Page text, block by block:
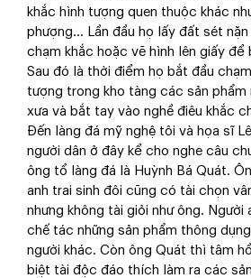
khắc hình tượng quen thuộc khác
phượng... Lần đầu họ lấy đất sét
chạm khắc hoặc vẽ hình lên giấy
Sau đó là thời điểm họ bắt đầu
tượng trong kho tàng các sản phẩm
xưa và bắt tay vào nghề điêu khắc
Đến làng đá mỹ nghệ tôi và họa sĩ
người dân ở đây kể cho nghe câu
ông tổ làng đá là Huỳnh Bá Quát.
anh trai sinh đôi cũng có tài chọn
nhưng không tài giỏi như ông. Người
chế tác những sản phẩm thông
người khác. Còn ông Quát thì tâm
biệt tài độc đáo thích làm ra các